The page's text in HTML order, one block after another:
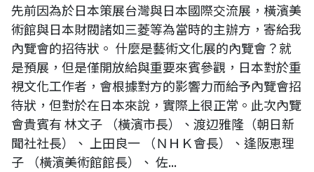
先前因為於日本策展台灣與日本國際交流展，橫濱美
術館與日本財閥諸如三菱等為當時的主辦方，寄給我
內覽會的招待狀。 什麼是藝術文化展的內覽會？就
是預展，但是僅開放給與重要來賓參觀，日本對於重
視文化工作者，會根據對方的影響力而給予內覽會招
待狀，但對於在日本來說，實際上很正常。此次內覽
會貴賓有 林文子 （橫濱市長）、渡辺雅隆（朝日新
聞社社長）、 上田良一 （ＮＨＫ會長）、逢阪恵理
子 （橫濱美術館館長）、 佐...